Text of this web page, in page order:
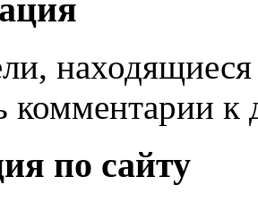
комментарии к
по сайту